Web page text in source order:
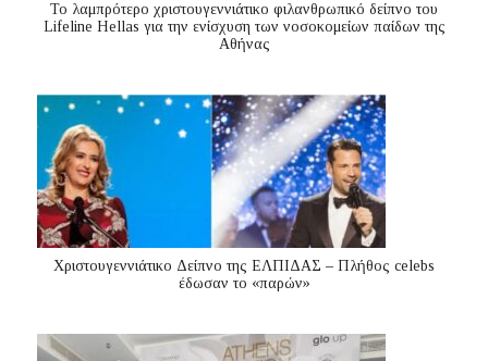
Το λαμπρότερο χριστουγεννιάτικο φιλανθρωπικό δείπνο του
Lifeline Hellas για την ενίσχυση των νοσοκομείων παίδων της
Αθήνας
Χριστουγεννιάτικο Δείπνο της ΕΛΠΙΔΑΣ – Πλήθος celebs
έδωσαν το «παρών»